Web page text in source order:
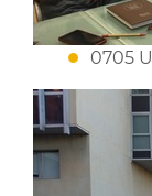
0705